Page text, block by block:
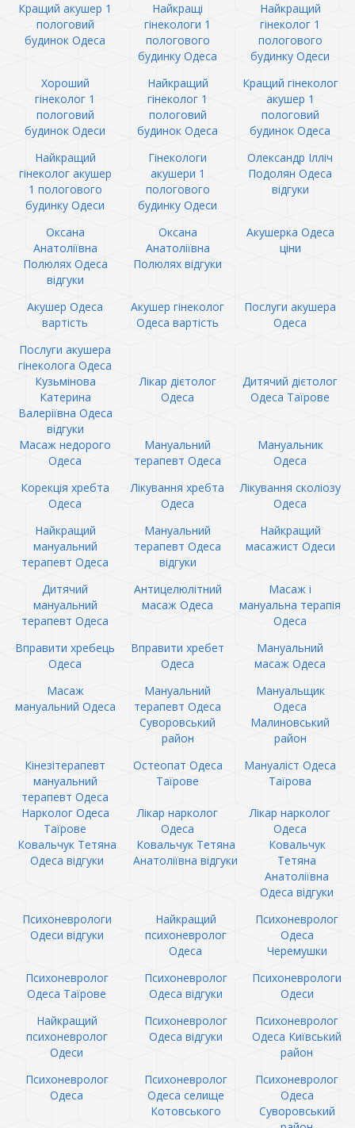
Кращий акушер 1
пологовий
будинок Одеса
Найкращі
гінекологи 1
пологового
будинку Одеса
Найкращий
гінеколог 1
пологового
будинку Одеси
Хороший
гінеколог 1
пологовий
будинок Одеси
Найкращий
гінеколог 1
пологовий
будинок Одеса
Кращий гінеколог
акушер 1
пологовий
будинок Одеса
Найкращий
гінеколог акушер
1 пологового
будинку Одеси
Гінекологи
акушери 1
пологового
будинку Одеси
Олександр Ілліч
Подолян Одеса
відгуки
Оксана
Анатоліївна
Полюлях Одеса
відгуки
Оксана
Анатоліївна
Полюлях відгуки
Акушерка Одеса
ціни
Акушер Одеса
вартість
Акушер гінеколог
Одеса вартість
Послуги акушера
Одеса
Послуги акушера
гінеколога Одеса
Кузьмінова
Катерина
Валеріївна Одеса
відгуки
Лікар дієтолог
Одеса
Дитячий дієтолог
Одеса Таїрове
Масаж недорого
Одеса
Мануальний
терапевт Одеса
Мануальник
Одеса
Корекція хребта
Одеса
Лікування хребта
Одеса
Лікування сколіозу
Одеса
Найкращий
мануальний
терапевт Одеса
Мануальний
терапевт Одеса
відгуки
Найкращий
масажист Одеси
Дитячий
мануальний
терапевт Одеса
Антицелюлітний
масаж Одеса
Масаж і
мануальна терапія
Одеса
Вправити хребець
Одеса
Вправити хребет
Одеса
Мануальний
масаж Одеса
Масаж
мануальний Одеса
Мануальний
терапевт Одеса
Суворовський
район
Мануальщик
Одеса
Малиновський
район
Кінезітерапевт
мануальний
терапевт Одеса
Остеопат Одеса
Таїрове
Мануаліст Одеса
Таїрова
Нарколог Одеса
Таїрове
Лікар нарколог
Одеса
Лікар нарколог
Одеса
Ковальчук Тетяна
Одеса відгуки
Ковальчук Тетяна
Анатоліївна відгуки
Ковальчук
Тетяна
Анатоліївна
Одеса відгуки
Психоневрологи
Одеси відгуки
Найкращий
психоневролог
Одеса
Психоневролог
Одеса
Черемушки
Психоневролог
Одеса Таїрове
Психоневролог
Одеса відгуки
Психоневрологи
Одеси
Найкращий
психоневролог
Одеси
Психоневролог
Одеса відгуки
Психоневролог
Одеса Київський
район
Психоневролог
Одеса
Психоневролог
Одеса селище
Котовського
Психоневролог
Одеса
Суворовський